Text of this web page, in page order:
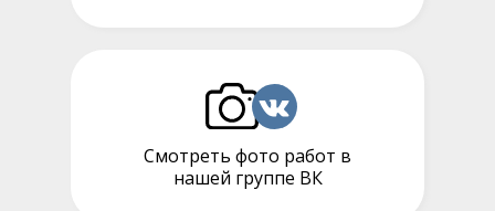
Смотреть фото работ в
нашей группе ВК